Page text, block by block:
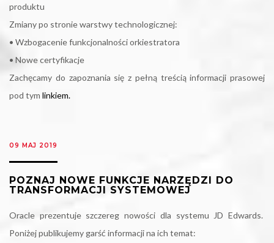
produktu
Zmiany po stronie warstwy technologicznej:
• Wzbogacenie funkcjonalności orkiestratora
• Nowe certyfikacje
Zachęcamy do zapoznania się z pełną treścią informacji prasowej
pod tym linkiem.
09 MAJ 2019
POZNAJ NOWE FUNKCJE NARZĘDZI DO
TRANSFORMACJI SYSTEMOWEJ
Oracle prezentuje szczereg nowości dla systemu JD Edwards.
Poniżej publikujemy garść informacji na ich temat: